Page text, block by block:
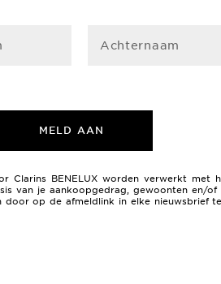
Achternaam
MELD AAN
Clarins BENELUX worden verwerkt
van je aankoopgedrag, gewoonten en/
op de afmeldlink in elke nieuwsbrief